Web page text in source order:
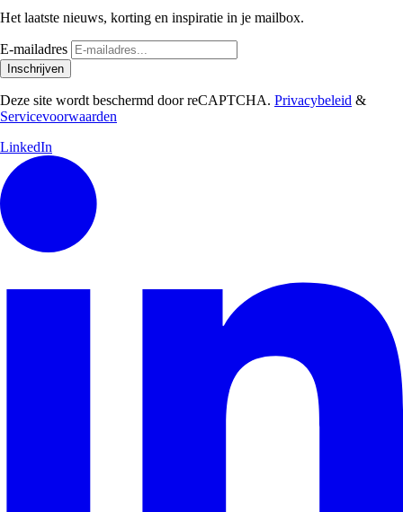
Het laatste nieuws, korting en inspiratie in je mailbox.
E-mailadres
Inschrijven
Deze site wordt beschermd door reCAPTCHA. Privacybeleid &
Servicevoorwaarden
LinkedIn